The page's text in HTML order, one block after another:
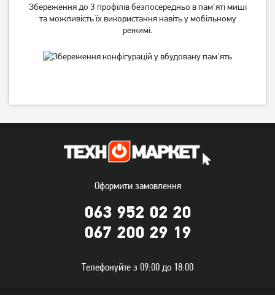
Ігрова миша Jedel CP79
Ігрові миша Jedel M66-USB
179грн
Збереження до 3 профілів безпосередньо в пам'яті миші
та можливість їх використання навіть у мобільному
режимі.
Оформити замовлення
063 952 02 20
067 200 29 19
Телефонуйте з 09:00 до 18:00